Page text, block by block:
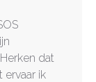
dat
ervaar ik